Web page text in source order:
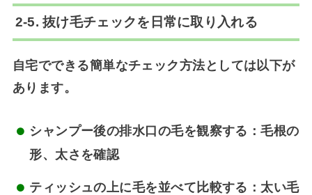
2-5. 抜け毛チェックを日常に取り入れる
自宅でできる簡単なチェック方法としては以下が
あります。
シャンプー後の排水口の毛を観察する ：毛根の
形、太さを確認
ティッシュの上に毛を並べて比較する ：太い毛